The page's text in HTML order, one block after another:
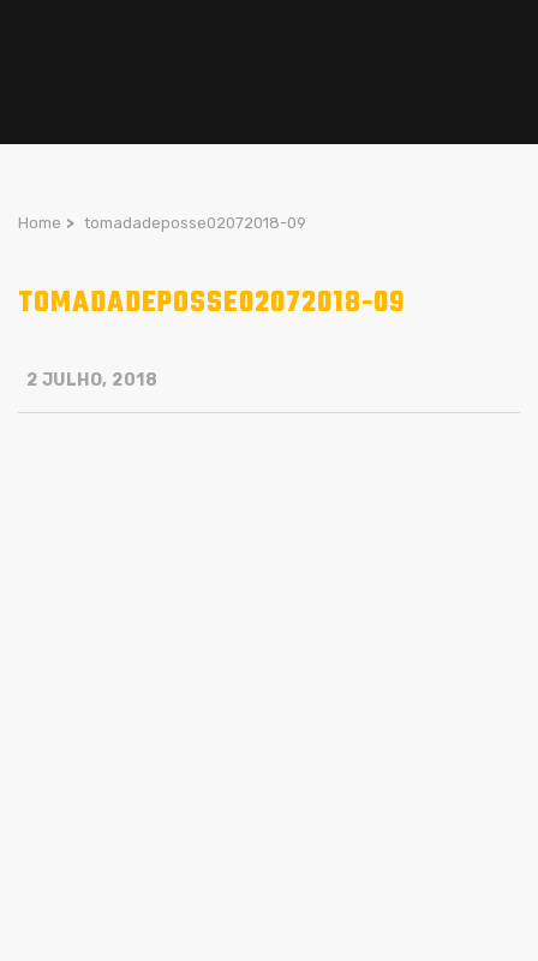
Home > tomadadeposse02072018-09
TOMADADEPOSSE02072018-09
2 JULHO, 2018